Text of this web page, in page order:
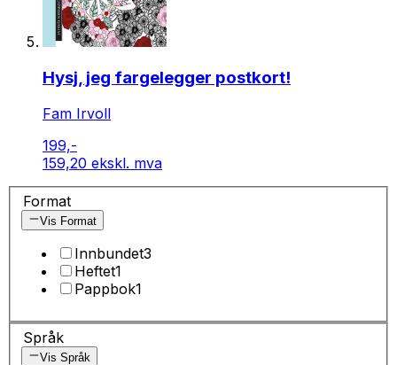
Hysj, jeg fargelegger postkort!
Fam Irvoll
199,-
159,20 ekskl. mva
Format
Vis Format
Innbundet3
Heftet1
Pappbok1
Språk
Vis Språk